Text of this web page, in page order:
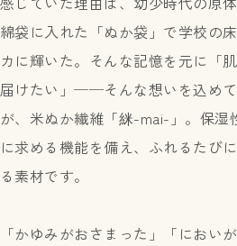
綿袋に入れた「ぬか袋」で学校の
カに輝いた。そんな記憶を元に「
届けたい」──そんな想いを込め
が、米ぬか繊維「䋛-mai-」。保湿
に求める機能を備え、ふれるたび
る素材です。
「かゆみがおさまった」「におい